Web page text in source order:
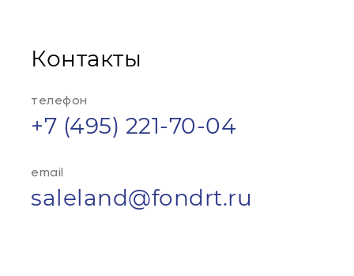
Контакты
телефон
+7 (495) 221-70-04
email
saleland@fondrt.ru